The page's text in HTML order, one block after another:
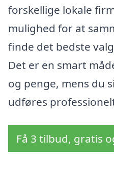
forskellige lokale
mulighed for at
finde det bedste
Det er en smart
og penge, mens du
udføres
Få 3 tilbud, gratis